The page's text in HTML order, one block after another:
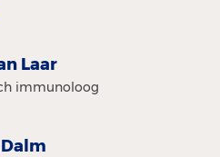
Laar
immunoloog
Dalm